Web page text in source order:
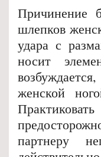
Причинение
шлепков
удара с
носит
женской
партнеру